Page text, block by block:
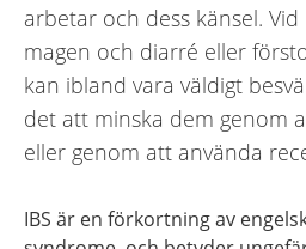
arbetar och dess känsel.
magen och diarré eller
kan ibland vara väldigt
det att minska dem genom
eller genom att använda
IBS är en förkortning av